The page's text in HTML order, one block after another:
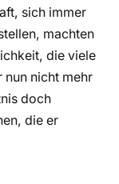
sich immer
machten
die viele
nun nicht mehr
doch
die er